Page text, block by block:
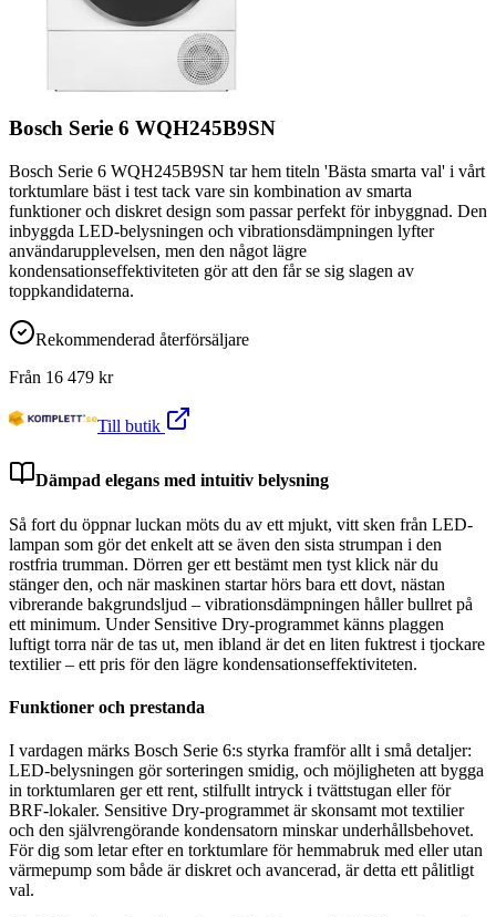
Bosch Serie 6 WQH245B9SN
Bosch Serie 6 WQH245B9SN tar hem titeln 'Bästa smarta val' i vårt
torktumlare bäst i test tack vare sin kombination av smarta
funktioner och diskret design som passar perfekt för inbyggnad. Den
inbyggda LED-belysningen och vibrationsdämpningen lyfter
användarupplevelsen, men den något lägre
kondensationseffektiviteten gör att den får se sig slagen av
toppkandidaterna.
Rekommenderad återförsäljare
Från 16 479 kr
Till butik
Dämpad elegans med intuitiv belysning
Så fort du öppnar luckan möts du av ett mjukt, vitt sken från LED-
lampan som gör det enkelt att se även den sista strumpan i den
rostfria trumman. Dörren ger ett bestämt men tyst klick när du
stänger den, och när maskinen startar hörs bara ett dovt, nästan
vibrerande bakgrundsljud – vibrationsdämpningen håller bullret på
ett minimum. Under Sensitive Dry-programmet känns plaggen
luftigt torra när de tas ut, men ibland är det en liten fuktrest i tjockare
textilier – ett pris för den lägre kondensationseffektiviteten.
Funktioner och prestanda
I vardagen märks Bosch Serie 6:s styrka framför allt i små detaljer:
LED-belysningen gör sorteringen smidig, och möjligheten att bygga
in torktumlaren ger ett rent, stilfullt intryck i tvättstugan eller för
BRF-lokaler. Sensitive Dry-programmet är skonsamt mot textilier
och den självrengörande kondensatorn minskar underhållsbehovet.
För dig som letar efter en torktumlare för hemmabruk med eller utan
värmepump som både är diskret och avancerad, är detta ett pålitligt
val.